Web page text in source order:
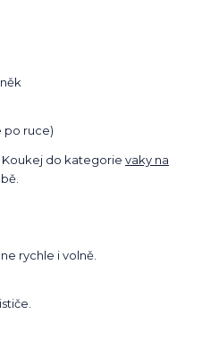
po ruce)
Koukej do kategorie vaky na
rychle i volně.